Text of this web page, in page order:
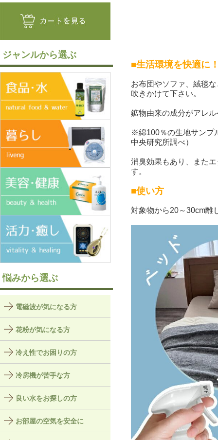
■生活環境を快適に
お布団やソファ、絨毯
吹きかけて下さい。
鉱物由来の成分がアレ
※綿100％の生地サンプ
中央研究所調べ）
消臭効果もあり、また
す。
■使い方
対象物から20～30cm離
ジャンルから選ぶ
悩みから選ぶ
電磁波が気になる方
花粉が気になる方
冷え性でお困りの方
冷房機が苦手な方
良い水をお探しの方
お部屋の空気を安全に